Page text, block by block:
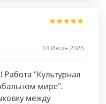
14 Июль 2026
Работа "Культурная
мире".
между